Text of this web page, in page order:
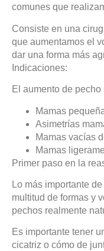
comunes que
Consiste en una
que aumentamos el
dar una forma más
Indicaciones:
El aumento de
Mamas
Asimetrías
Mamas vacías
Mamas
Primer paso en la
Lo más importante
multitud de formas y
pechos realmente
Es importante tener
cicatriz o cómo de